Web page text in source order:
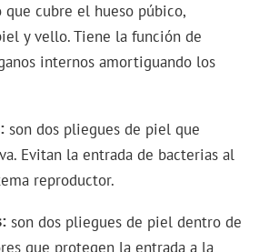
que cubre el hueso púbico,
y vello. Tiene la función de
internos amortiguando los
son dos pliegues de piel que
Evitan la entrada de bacterias al
reproductor.
son dos pliegues de piel dentro de
que protegen la entrada a la